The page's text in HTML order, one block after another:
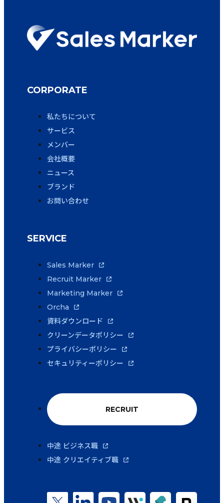
CORPORATE
私たちについて
サービス
メンバー
会社概要
ニュース
ブランド
お問い合わせ
SERVICE
Sales Marker
Recruit Marker
Marketing Marker
Orcha
資料ダウンロード
クリーンデータポリシー
プライバシーポリシー
セキュリティーポリシー
RECRUIT
中途 ビジネス職
中途 クリエイティブ職